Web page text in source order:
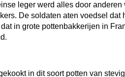
leger werd alles door
De soldaten aten voedsel
in grote pottenbakkerijen in
in dit soort potten van